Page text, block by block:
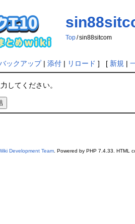
Top /sin88sitcom
ックアップ| 添付| リロード ] [ 新規 |
してください。
Development Team. Powered by PHP 7.4.33. HTML